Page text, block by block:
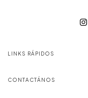
LINKS RÁPIDOS
CONTACTÁNOS